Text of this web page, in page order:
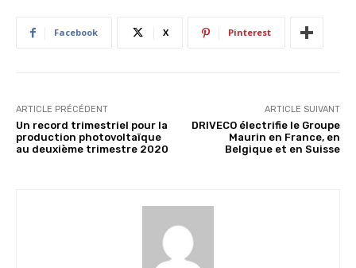
Facebook X Pinterest
ARTICLE PRÉCÉDENT
Un record trimestriel pour la
production photovoltaïque
au deuxième trimestre 2020
ARTICLE SUIVANT
DRIVECO électrifie le Groupe
Maurin en France, en
Belgique et en Suisse